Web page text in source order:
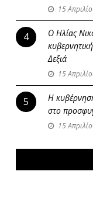
15
4
Ο Ηλίας
Δεξιά
15
5
Η
στο
15